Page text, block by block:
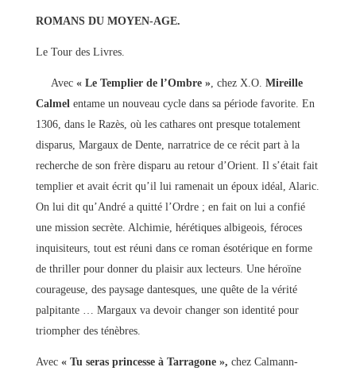
ROMANS DU MOYEN-AGE.
Le Tour des Livres.
Avec « Le Templier de l’Ombre », chez X.O. Mireille
Calmel entame un nouveau cycle dans sa période favorite. En
1306, dans le Razès, où les cathares ont presque totalement
disparus, Margaux de Dente, narratrice de ce récit part à la
recherche de son frère disparu au retour d’Orient. Il s’était fait
templier et avait écrit qu’il lui ramenait un époux idéal, Alaric.
On lui dit qu’André a quitté l’Ordre ; en fait on lui a confié
une mission secrète. Alchimie, hérétiques albigeois, féroces
inquisiteurs, tout est réuni dans ce roman ésotérique en forme
de thriller pour donner du plaisir aux lecteurs. Une héroïne
courageuse, des paysage dantesques, une quête de la vérité
palpitante … Margaux va devoir changer son identité pour
triompher des ténèbres.
Avec « Tu seras princesse à Tarragone », chez Calmann-